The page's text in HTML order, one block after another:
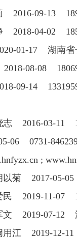
2016-09-13
04-02
01-17 湖南省
08-08
09-14
2016-03-11
06 0731-
;
菊 2017-05-
2019-11-07
2019-07-12
江 2019-12-